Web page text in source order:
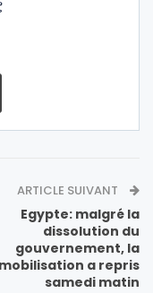
ARTICLE SUIVANT
Egypte: malgré la
dissolution du
gouvernement, la
mobilisation a repris
samedi matin